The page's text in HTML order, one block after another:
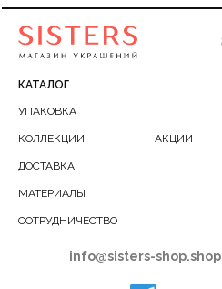
КАТАЛОГ
info@sisters-shop.shop
УПАКОВКА
ДОСТАВКА
КОЛЛЕКЦИИ АКЦИИ
МАТЕРИАЛЫ
СОТРУДНИЧЕСТВО